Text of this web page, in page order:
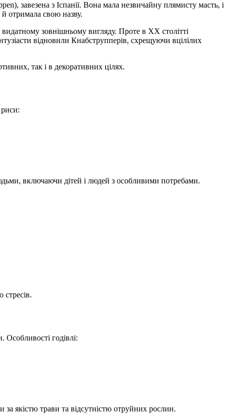
завезена з Іспанії. Вона мала незвичайну плямисту масть, і
й отримала свою назву.
зовнішньому вигляду. Проте в XX столітті
відновили Кнабструпперів, схрещуючи вцілілих
так і в декоративних цілях.
включаючи дітей і людей з особливими потребами.
стресів.
Особливості годівлі:
якістю трави та відсутністю отруйних рослин.